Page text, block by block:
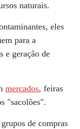
naturais.
eles
para a
e geração de
mercados, feiras
"sacolões".
de compras